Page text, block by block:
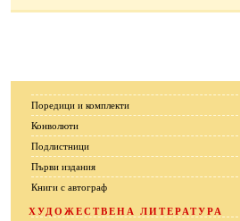
Поредици и комплекти
Конволюти
Подлистници
Първи издания
Книги с автограф
ХУДОЖЕСТВЕНА ЛИТЕРАТУРА